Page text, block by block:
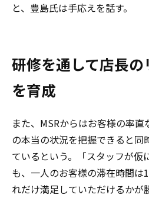
と、豊島氏は手応えを話す。
研修を通して店長
を育成
また、MSRからはお客様の率
の本当の状況を把握できると同
ているという。「スタッフが仮
も、一人のお客様の滞在時間は
れだけ満足していただけるかが